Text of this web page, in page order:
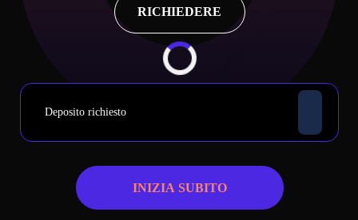
RICHIEDERE
Deposito richiesto
INIZIA SUBITO